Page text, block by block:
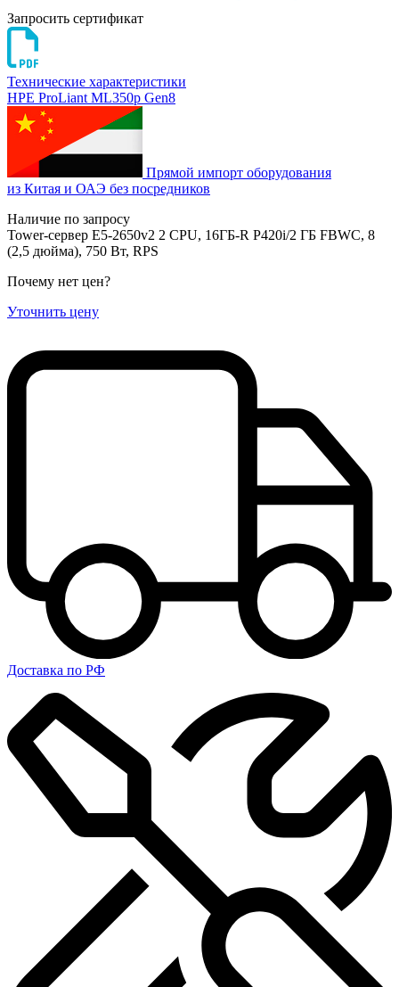
Запросить сертификат
Технические характеристики
HPE ProLiant ML350p Gen8
Прямой импорт оборудования
из Китая и ОАЭ без посредников
Наличие по запросу
Tower-сервер E5-2650v2 2 CPU, 16ГБ-R P420i/2 ГБ FBWC, 8
(2,5 дюйма), 750 Вт, RPS
Почему нет цен?
Уточнить цену
Доставка по РФ